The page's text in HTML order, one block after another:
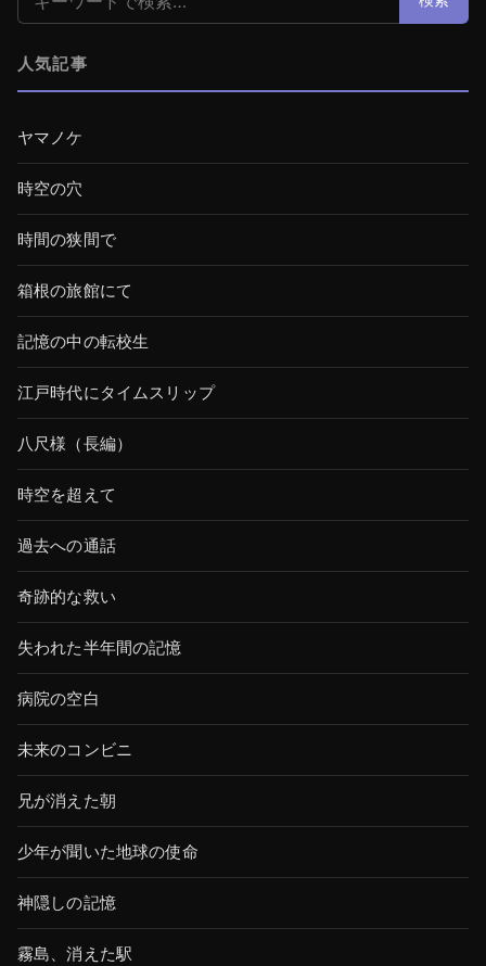
人気記事
ヤマノケ
時空の穴
時間の狭間で
箱根の旅館にて
記憶の中の転校生
江戸時代にタイムスリップ
八尺様（長編）
時空を超えて
過去への通話
奇跡的な救い
失われた半年間の記憶
病院の空白
未来のコンビニ
兄が消えた朝
少年が聞いた地球の使命
神隠しの記憶
霧島、消えた駅